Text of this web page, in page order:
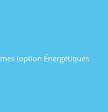
(option Énergétiques